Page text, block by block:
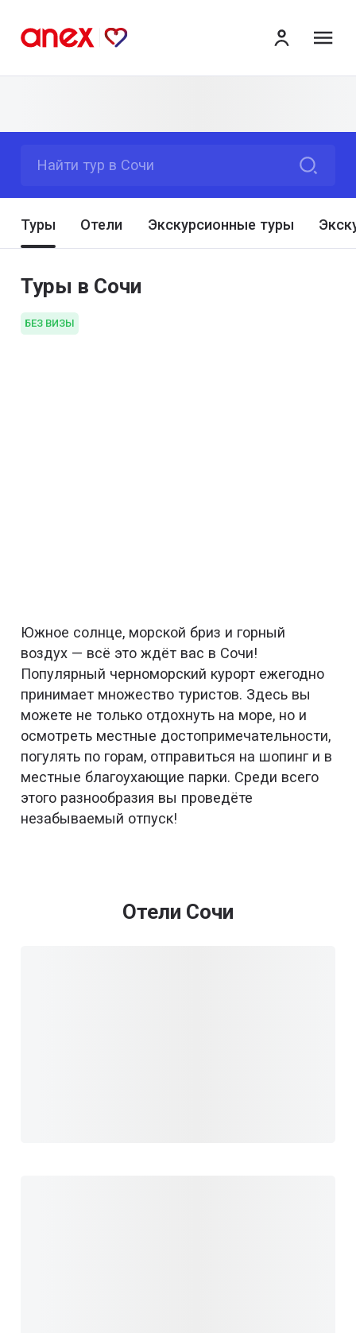
Найти тур в Сочи
Туры Отели Экскурсионные туры
Туры в Сочи
БЕЗ ВИЗЫ
Южное солнце, морской бриз и горный
воздух — всё это ждёт вас в Сочи!
Популярный черноморский курорт ежегодно
принимает множество туристов. Здесь вы
можете не только отдохнуть на море, но и
осмотреть местные достопримечательности,
погулять по горам, отправиться на шопинг и в
местные благоухающие парки. Среди всего
этого разнообразия вы проведёте
незабываемый отпуск!
Отели Сочи